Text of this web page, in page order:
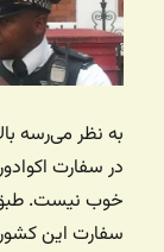
به نظر می‌رسه
در سفارت
خوب نیست. طبق
سفارت این